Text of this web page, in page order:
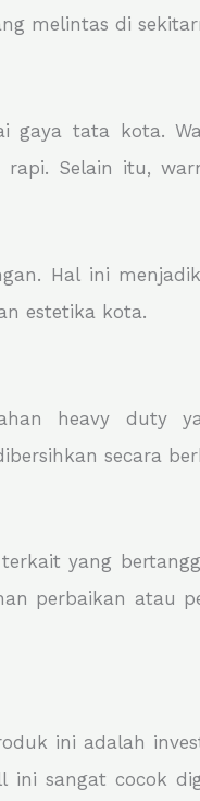
melintas di
gaya tata kota.
Selain itu,
Hal ini
estetika kota.
heavy duty
secara
yang
perbaikan atau
ini adalah
ini sangat cocok